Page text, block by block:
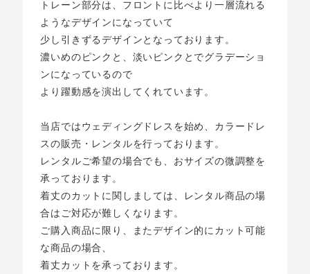
トレーン部分は、フロントに比べより一層流れる
ようなデザインになっていて
少し引きずるデザインとなっております。
濃いめのピンクと、淡いピンクとでグラデーショ
ンになっているので
より躍動感を演出してくれています。
当店ではウェディングドレスを始め、カラードレ
スの販売・レンタルを行っております。
レンタルご希望の場合でも、おサイズの微調整を
承っております。
着丈のカットに関しましては、レンタル商品の場
合はご対応が難しくなります。
ご購入商品に限り、またデザイン的にカット可能
な商品の場合、
着丈カットを承っております。